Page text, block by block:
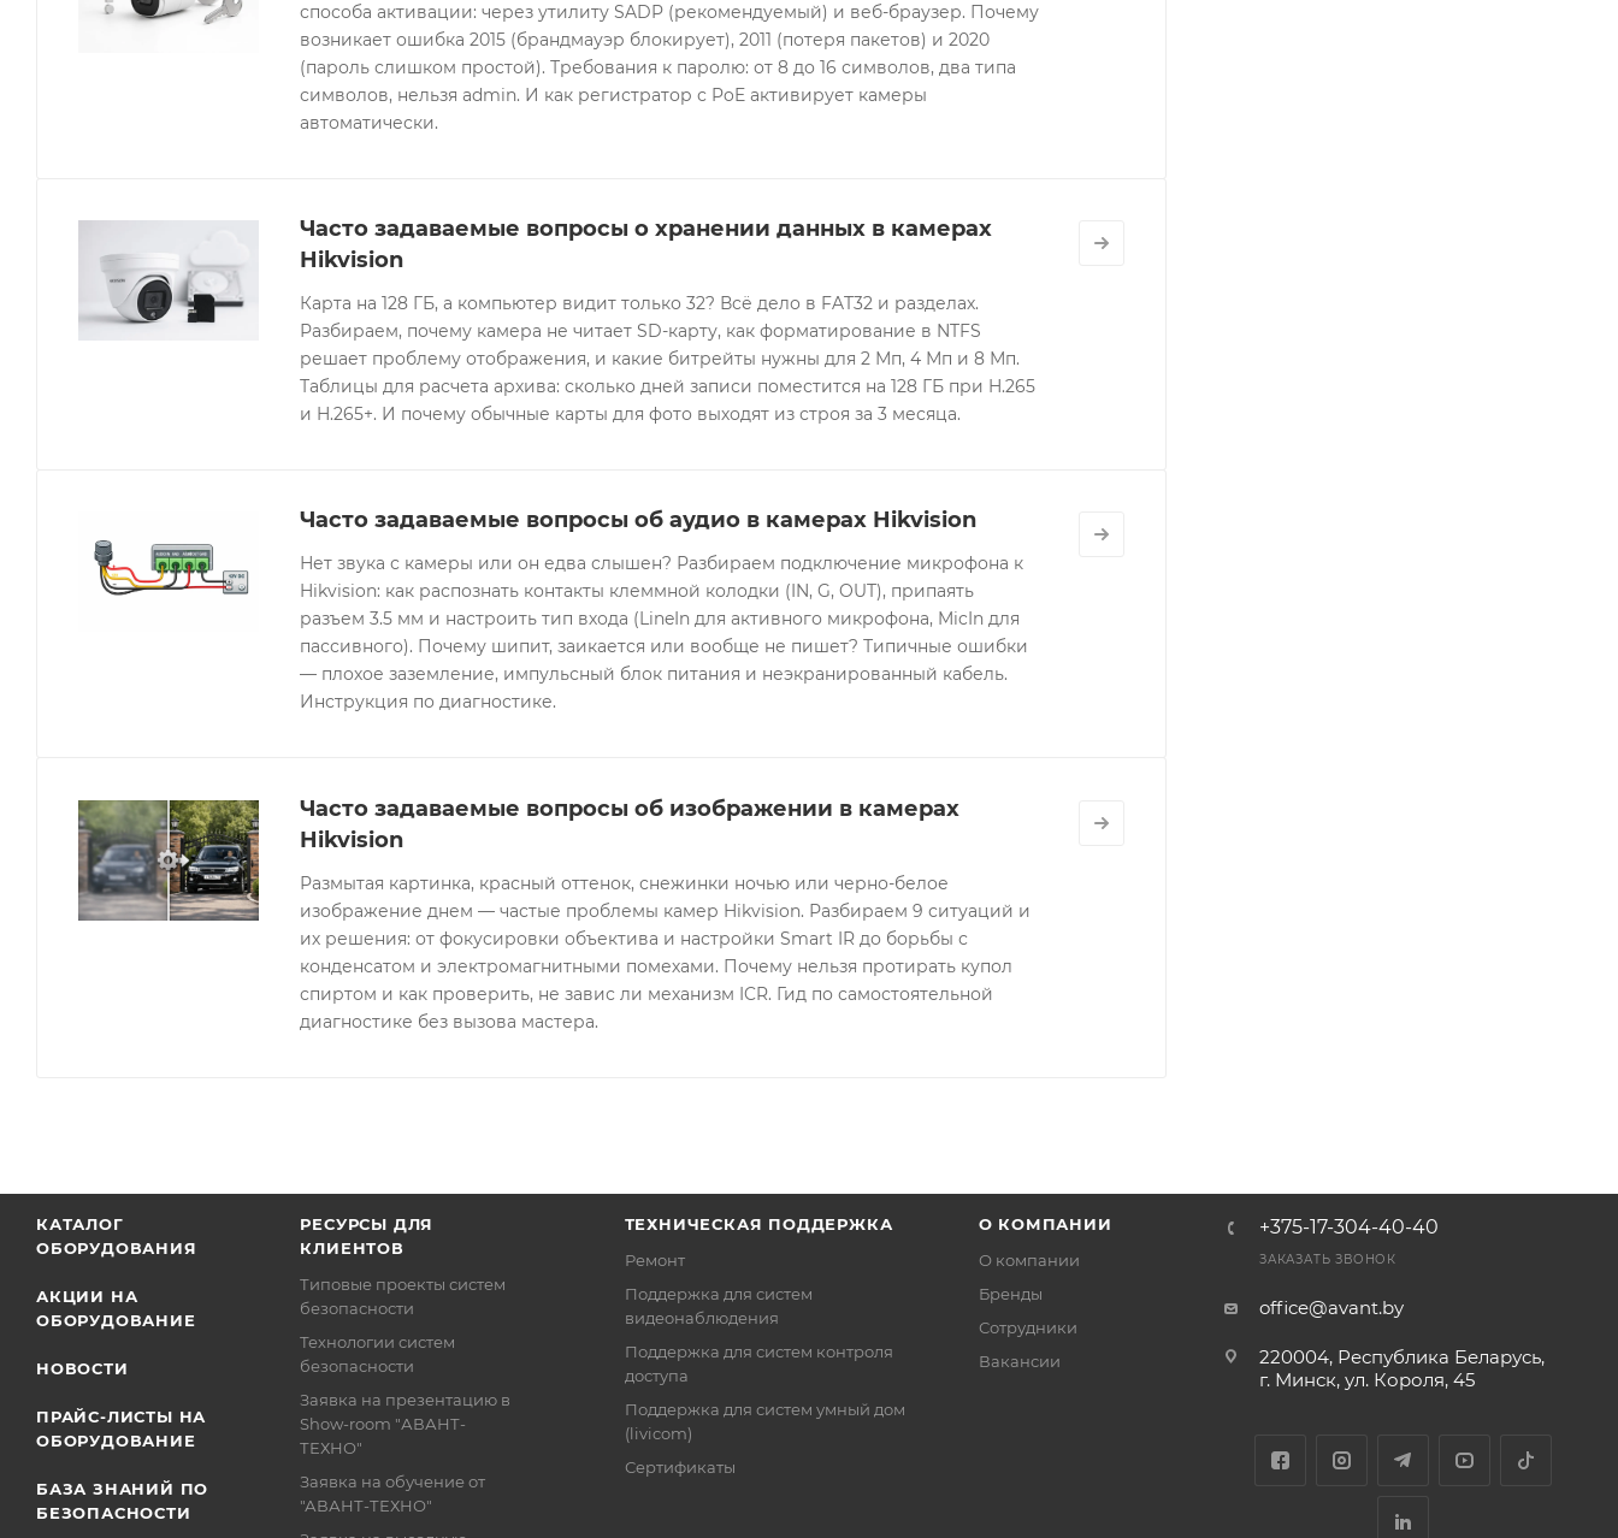
способа активации: через утилиту SADP (рекомендуемый) и веб-браузер. Почему
возникает ошибка 2015 (брандмауэр блокирует), 2011 (потеря пакетов) и 2020
(пароль слишком простой). Требования к паролю: от 8 до 16 символов, два типа
символов, нельзя admin. И как регистратор с PoE активирует камеры
автоматически.
Часто задаваемые вопросы о хранении данных в камерах
Hikvision
Карта на 128 ГБ, а компьютер видит только 32? Всё дело в FAT32 и разделах.
Разбираем, почему камера не читает SD-карту, как форматирование в NTFS
решает проблему отображения, и какие битрейты нужны для 2 Мп, 4 Мп и 8 Мп.
Таблицы для расчета архива: сколько дней записи поместится на 128 ГБ при H.265
и H.265+. И почему обычные карты для фото выходят из строя за 3 месяца.
Часто задаваемые вопросы об аудио в камерах Hikvision
Нет звука с камеры или он едва слышен? Разбираем подключение микрофона к
Hikvision: как распознать контакты клеммной колодки (IN, G, OUT), припаять
разъем 3.5 мм и настроить тип входа (LineIn для активного микрофона, MicIn для
пассивного). Почему шипит, заикается или вообще не пишет? Типичные ошибки
— плохое заземление, импульсный блок питания и неэкранированный кабель.
Инструкция по диагностике.
Часто задаваемые вопросы об изображении в камерах
Hikvision
Размытая картинка, красный оттенок, снежинки ночью или черно-белое
изображение днем — частые проблемы камер Hikvision. Разбираем 9 ситуаций и
их решения: от фокусировки объектива и настройки Smart IR до борьбы с
конденсатом и электромагнитными помехами. Почему нельзя протирать купол
спиртом и как проверить, не завис ли механизм ICR. Гид по самостоятельной
диагностике без вызова мастера.
КАТАЛОГ
ОБОРУДОВАНИЯ
АКЦИИ НА
ОБОРУДОВАНИЕ
НОВОСТИ
ПРАЙС-ЛИСТЫ НА
ОБОРУДОВАНИЕ
БАЗА ЗНАНИЙ ПО
БЕЗОПАСНОСТИ
РЕСУРСЫ ДЛЯ
КЛИЕНТОВ
Типовые проекты систем
безопасности
Технологии систем
безопасности
Заявка на презентацию в
Show-room "АВАНТ-
ТЕХНО"
Заявка на обучение от
"АВАНТ-ТЕХНО"
ТЕХНИЧЕСКАЯ ПОДДЕРЖКА
Ремонт
Поддержка для систем
видеонаблюдения
Поддержка для систем контроля
доступа
Поддержка для систем умный дом
(livicom)
Сертификаты
О КОМПАНИИ
О компании
Бренды
Сотрудники
Вакансии
+375-17-304-40-40
ЗАКАЗАТЬ ЗВОНОК
office@avant.by
220004, Республика Беларусь,
г. Минск, ул. Короля, 45